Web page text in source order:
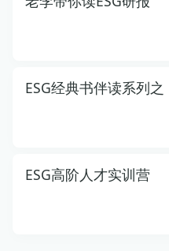
ESG经典书伴读系列
ESG高阶人才实训营